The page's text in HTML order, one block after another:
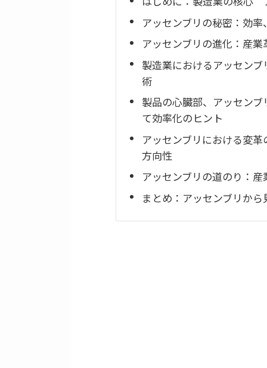
アッセンブリの秘密：効
アッセンブリの進化：産
製造業におけるアッセン
術
製品の心臓部、アッセン
て効率化のヒント
アッセンブリにおける変
方向性
アッセンブリの道のり：
まとめ：アッセンブリか